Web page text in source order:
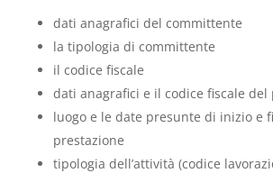
dati anagrafici del committente
la tipologia di committente
il codice fiscale
dati anagrafici e il codice fiscale del
luogo e le date presunte di inizio e
prestazione
tipologia dell’attività (codice